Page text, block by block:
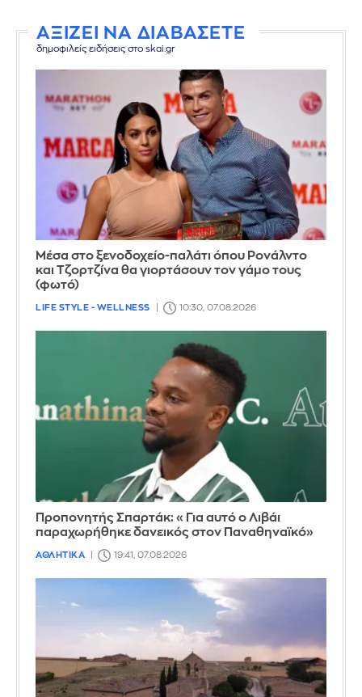
ΑΞΙΖΕΙ ΝΑ ΔΙΑΒΑΣΕΤΕ
δημοφιλείς ειδήσεις στο skai.gr
Μέσα στο ξενοδοχείο-παλάτι όπου Ρονάλντο
και Τζορτζίνα θα γιορτάσουν τον γάμο τους
(φωτό)
LIFE STYLE - WELLNESS 10:30, 07.08.2026
Προπονητής Σπαρτάκ: «Για αυτό ο Λιβάι
παραχωρήθηκε δανεικός στον Παναθηναϊκό»
ΑΘΛΗΤΙΚΑ 19:41, 07.08.2026